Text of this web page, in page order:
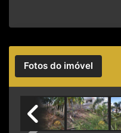
Fotos do imóvel